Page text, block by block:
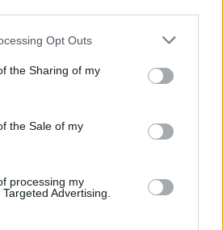
app uses one or more Google
usage behaviour. You may click to
Google and its third-party tags to
specified purposes in below Google
Opt Outs
the Sharing of my
the Sale of my
processing my
Advertising.